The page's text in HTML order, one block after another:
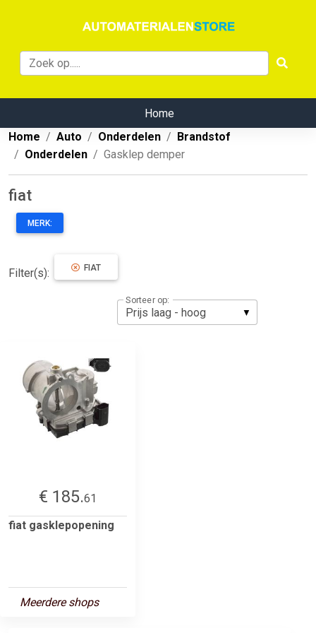
Home
Home
Auto Onderdelen
Brandstof
Onderdelen
Gasklep demper
fiat
MERK:
Filter(s): FIAT
Sorteer op:
€ 185.61
fiat gasklepopening
Meerdere shops